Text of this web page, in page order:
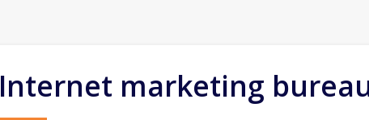
Internet marketing